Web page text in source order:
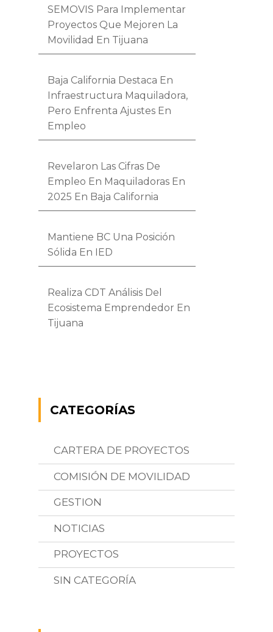
SEMOVIS Para Implementar
Proyectos Que Mejoren La
Movilidad En Tijuana
Baja California Destaca En
Infraestructura Maquiladora,
Pero Enfrenta Ajustes En
Empleo
Revelaron Las Cifras De
Empleo En Maquiladoras En
2025 En Baja California
Mantiene BC Una Posición
Sólida En IED
Realiza CDT Análisis Del
Ecosistema Emprendedor En
Tijuana
CATEGORÍAS
CARTERA DE PROYECTOS
COMISIÓN DE MOVILIDAD
GESTION
NOTICIAS
PROYECTOS
SIN CATEGORÍA